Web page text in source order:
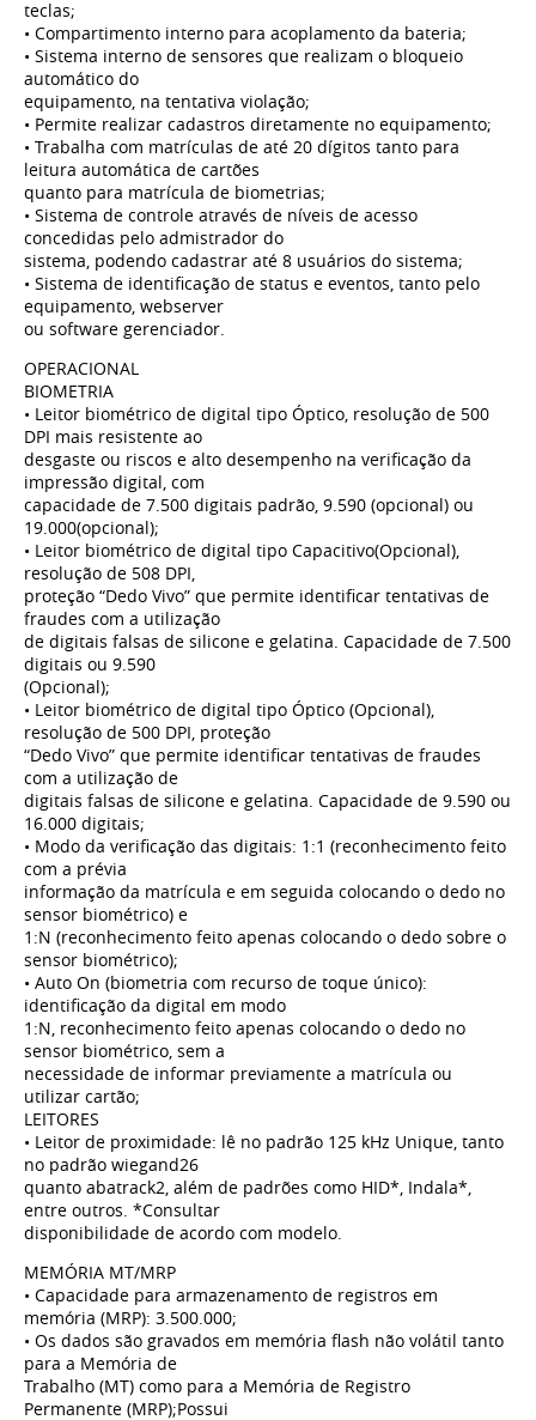
teclas;
• Compartimento interno para acoplamento da bateria;
• Sistema interno de sensores que realizam o bloqueio
automático do
equipamento, na tentativa violação;
• Permite realizar cadastros diretamente no equipamento;
• Trabalha com matrículas de até 20 dígitos tanto para
leitura automática de cartões
quanto para matrícula de biometrias;
• Sistema de controle através de níveis de acesso
concedidas pelo admistrador do
sistema, podendo cadastrar até 8 usuários do sistema;
• Sistema de identificação de status e eventos, tanto pelo
equipamento, webserver
ou software gerenciador.
OPERACIONAL
BIOMETRIA
• Leitor biométrico de digital tipo Óptico, resolução de 500
DPI mais resistente ao
desgaste ou riscos e alto desempenho na verificação da
impressão digital, com
capacidade de 7.500 digitais padrão, 9.590 (opcional) ou
19.000(opcional);
• Leitor biométrico de digital tipo Capacitivo(Opcional),
resolução de 508 DPI,
proteção “Dedo Vivo” que permite identificar tentativas de
fraudes com a utilização
de digitais falsas de silicone e gelatina. Capacidade de 7.500
digitais ou 9.590
(Opcional);
• Leitor biométrico de digital tipo Óptico (Opcional),
resolução de 500 DPI, proteção
“Dedo Vivo” que permite identificar tentativas de fraudes
com a utilização de
digitais falsas de silicone e gelatina. Capacidade de 9.590 ou
16.000 digitais;
• Modo da verificação das digitais: 1:1 (reconhecimento feito
com a prévia
informação da matrícula e em seguida colocando o dedo no
sensor biométrico) e
1:N (reconhecimento feito apenas colocando o dedo sobre o
sensor biométrico);
• Auto On (biometria com recurso de toque único):
identificação da digital em modo
1:N, reconhecimento feito apenas colocando o dedo no
sensor biométrico, sem a
necessidade de informar previamente a matrícula ou
utilizar cartão;
LEITORES
• Leitor de proximidade: lê no padrão 125 kHz Unique, tanto
no padrão wiegand26
quanto abatrack2, além de padrões como HID*, Indala*,
entre outros. *Consultar
disponibilidade de acordo com modelo.
MEMÓRIA MT/MRP
• Capacidade para armazenamento de registros em
memória (MRP): 3.500.000;
• Os dados são gravados em memória flash não volátil tanto
para a Memória de
Trabalho (MT) como para a Memória de Registro
Permanente (MRP);Possui